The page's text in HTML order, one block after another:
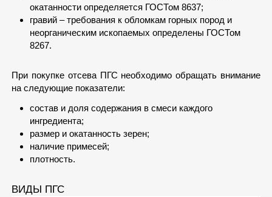
окатанности определяется ГОСТом 8637;
гравий – требования к обломкам горных пород и
неорганическим ископаемых определены ГОСТом
8267.
При покупке отсева ПГС необходимо обращать внимание
на следующие показатели:
состав и доля содержания в смеси каждого
ингредиента;
размер и окатанность зерен;
наличие примесей;
плотность.
ВИДЫ ПГС